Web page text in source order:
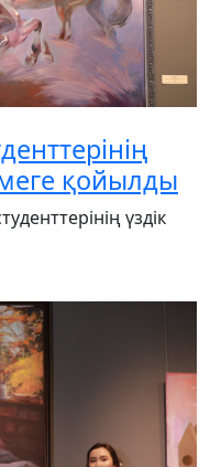
қойылды
үздік